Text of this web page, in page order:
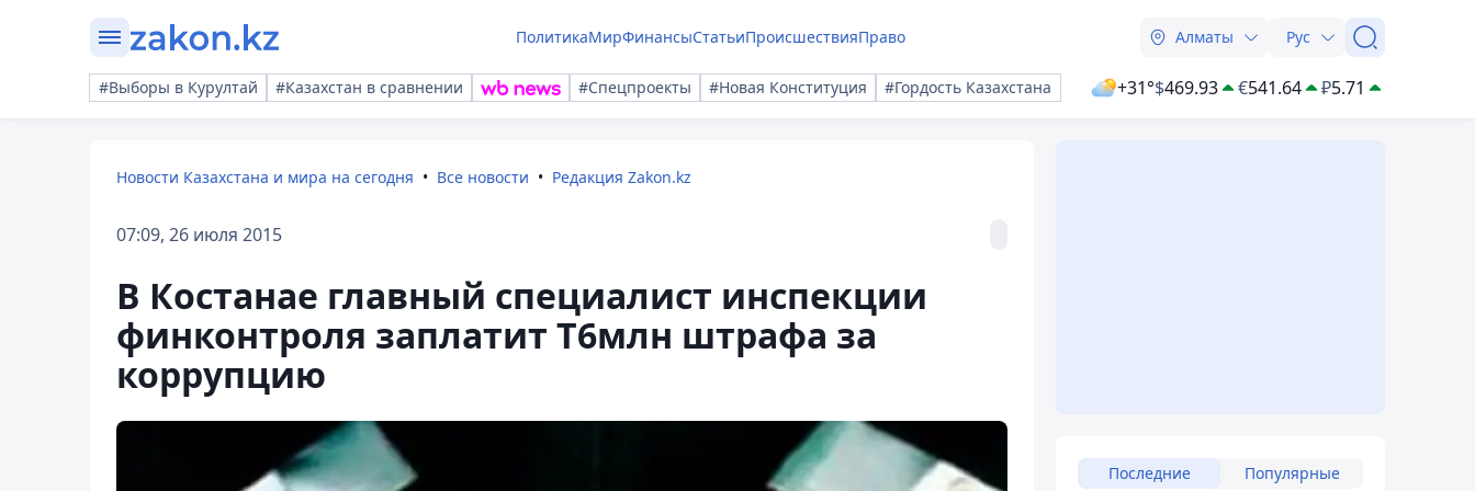
ПолитикаМирФинансыСтатьиПроисшествияПраво Алматы Рус
#Выборы в Курултай #Казахстан в сравнении #Спецпроекты #Новая Конституция #Гордость Казахстана +31°$469.93 €541.64 ₽5.71
Новости Казахстана и мира на сегодня Все новости Редакция Zakon.kz
07:09, 26 июля 2015
В Костанае главный специалист инспекции
финконтроля заплатит Т6млн штрафа за
коррупцию
Последние Популярные